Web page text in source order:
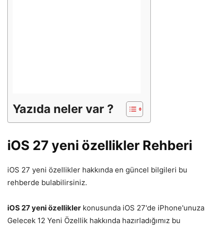
Yazıda neler var ?
iOS 27 yeni özellikler Rehberi
iOS 27 yeni özellikler hakkında en güncel bilgileri bu
rehberde bulabilirsiniz.
iOS 27 yeni özellikler konusunda iOS 27'de iPhone'unuza
Gelecek 12 Yeni Özellik hakkında hazırladığımız bu